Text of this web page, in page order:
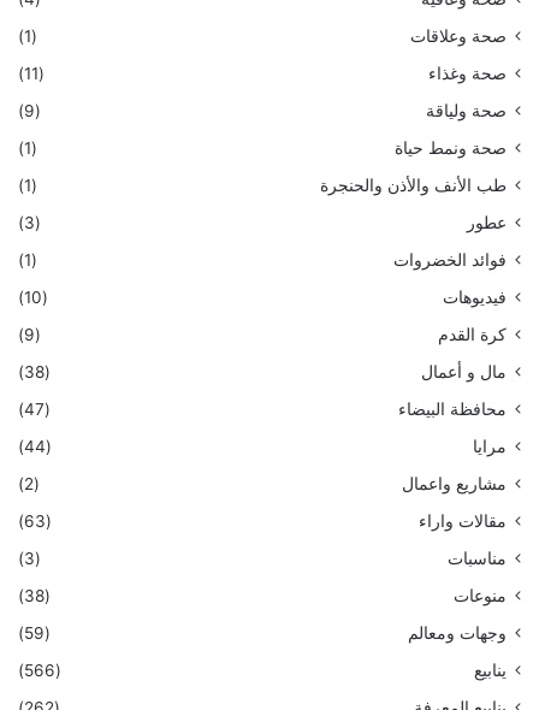
صحة وعلاقات
(1)
صحة وغذاء
(11)
صحة ولياقة
(9)
صحة ونمط حياة
(1)
طب الأنف والأذن والحنجرة
(1)
عطور
(3)
فوائد الخضروات
(1)
فيديوهات
(10)
كرة القدم
(9)
مال و أعمال
(38)
محافظة البيضاء
(47)
مرايا
(44)
مشاريع واعمال
(2)
مقالات واراء
(63)
مناسبات
(3)
منوعات
(38)
وجهات ومعالم
(59)
ينابيع
(566)